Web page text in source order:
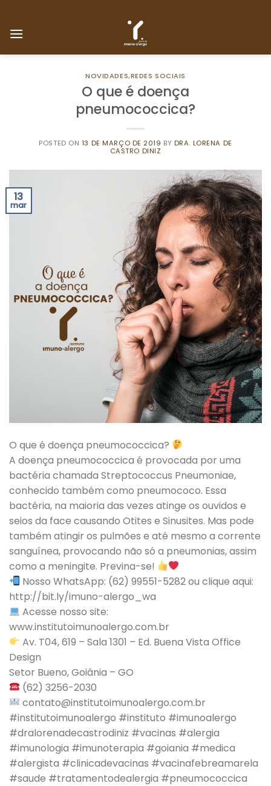
content
NOVIDADES,REDES SOCIAIS
O que é doença
pneumococcica?
POSTED ON 13 DE MARÇO DE 2019 BY DRA. LORENA DE
CASTRO DINIZ
13
mar
O que é doença pneumococcica?
A doença pneumococcica é provocada por uma
bactéria chamada Streptococcus Pneumoniae,
conhecido também como pneumococo. Essa
bactéria, na maioria das vezes atinge os ouvidos e
seios da face causando Otites e Sinusites. Mas pode
também atingir os pulmões e até mesmo a corrente
sanguínea, provocando não só a pneumonias, assim
como a meningite. Previna-se!
Nosso WhatsApp: (62) 99551-5282 ou clique aqui:
http://bit.ly/imuno-alergo_wa
Acesse nosso site:
www.institutoimunoalergo.com.br
Av. T04, 619 – Sala 1301 – Ed. Buena Vista Office
Design
Setor Bueno, Goiânia – GO
(62) 3256-2030
contato@institutoimunoalergo.com.br
#institutoimunoalergo #instituto #imunoalergo
#dralorenadecastrodiniz #vacinas #alergia
#imunologia #imunoterapia #goiania #medica
#alergista #clinicadevacinas #vacinafebreamarela
#saude #tratamentodealergia #pneumococcica